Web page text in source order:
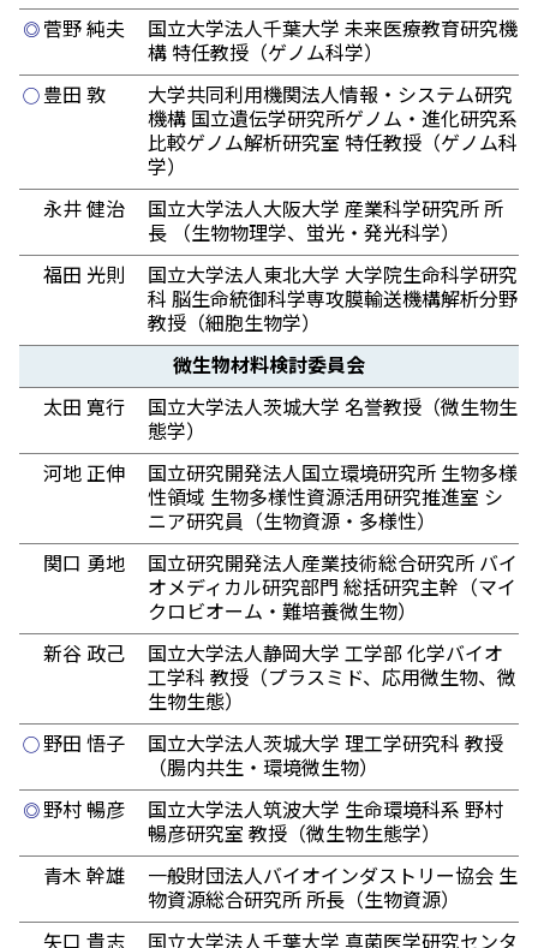
◎ 菅野 純夫
国立大学法人千葉大学 未来医療教育研究機
構 特任教授（ゲノム科学）
◯ 豊田 敦
大学共同利用機関法人情報・システム研究
機構 国立遺伝学研究所ゲノム・進化研究系
比較ゲノム解析研究室 特任教授（ゲノム科
学）
永井 健治
国立大学法人大阪大学 産業科学研究所 所
長 （生物物理学、蛍光・発光科学）
福田 光則
国立大学法人東北大学 大学院生命科学研究
科 脳生命統御科学専攻膜輸送機構解析分野
教授（細胞生物学）
微生物材料検討委員会
太田 寛行
国立大学法人茨城大学 名誉教授（微生物生
態学）
河地 正伸
国立研究開発法人国立環境研究所 生物多様
性領域 生物多様性資源活用研究推進室 シ
ニア研究員（生物資源・多様性）
関口 勇地
国立研究開発法人産業技術総合研究所 バイ
オメディカル研究部門 総括研究主幹（マイ
クロビオーム・難培養微生物）
新谷 政己
国立大学法人静岡大学 工学部 化学バイオ
工学科 教授（プラスミド、応用微生物、微
生物生態）
◯ 野田 悟子
国立大学法人茨城大学 理工学研究科 教授
（腸内共生・環境微生物）
◎ 野村 暢彦
国立大学法人筑波大学 生命環境科系 野村
暢彦研究室 教授（微生物生態学）
青木 幹雄
一般財団法人バイオインダストリー協会 生
物資源総合研究所 所長（生物資源）
矢口 貴志
国立大学法人千葉大学 真菌医学研究センタ